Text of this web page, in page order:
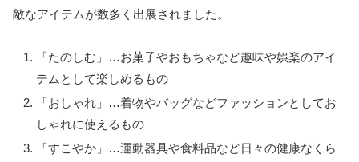
敵なアイテムが数多く出展されました。
「たのしむ」…お菓子やおもちゃなど趣味や娯楽のアイ
テムとして楽しめるもの
「おしゃれ」…着物やバッグなどファッションとしてお
しゃれに使えるもの
「すこやか」…運動器具や食料品など日々の健康なくら